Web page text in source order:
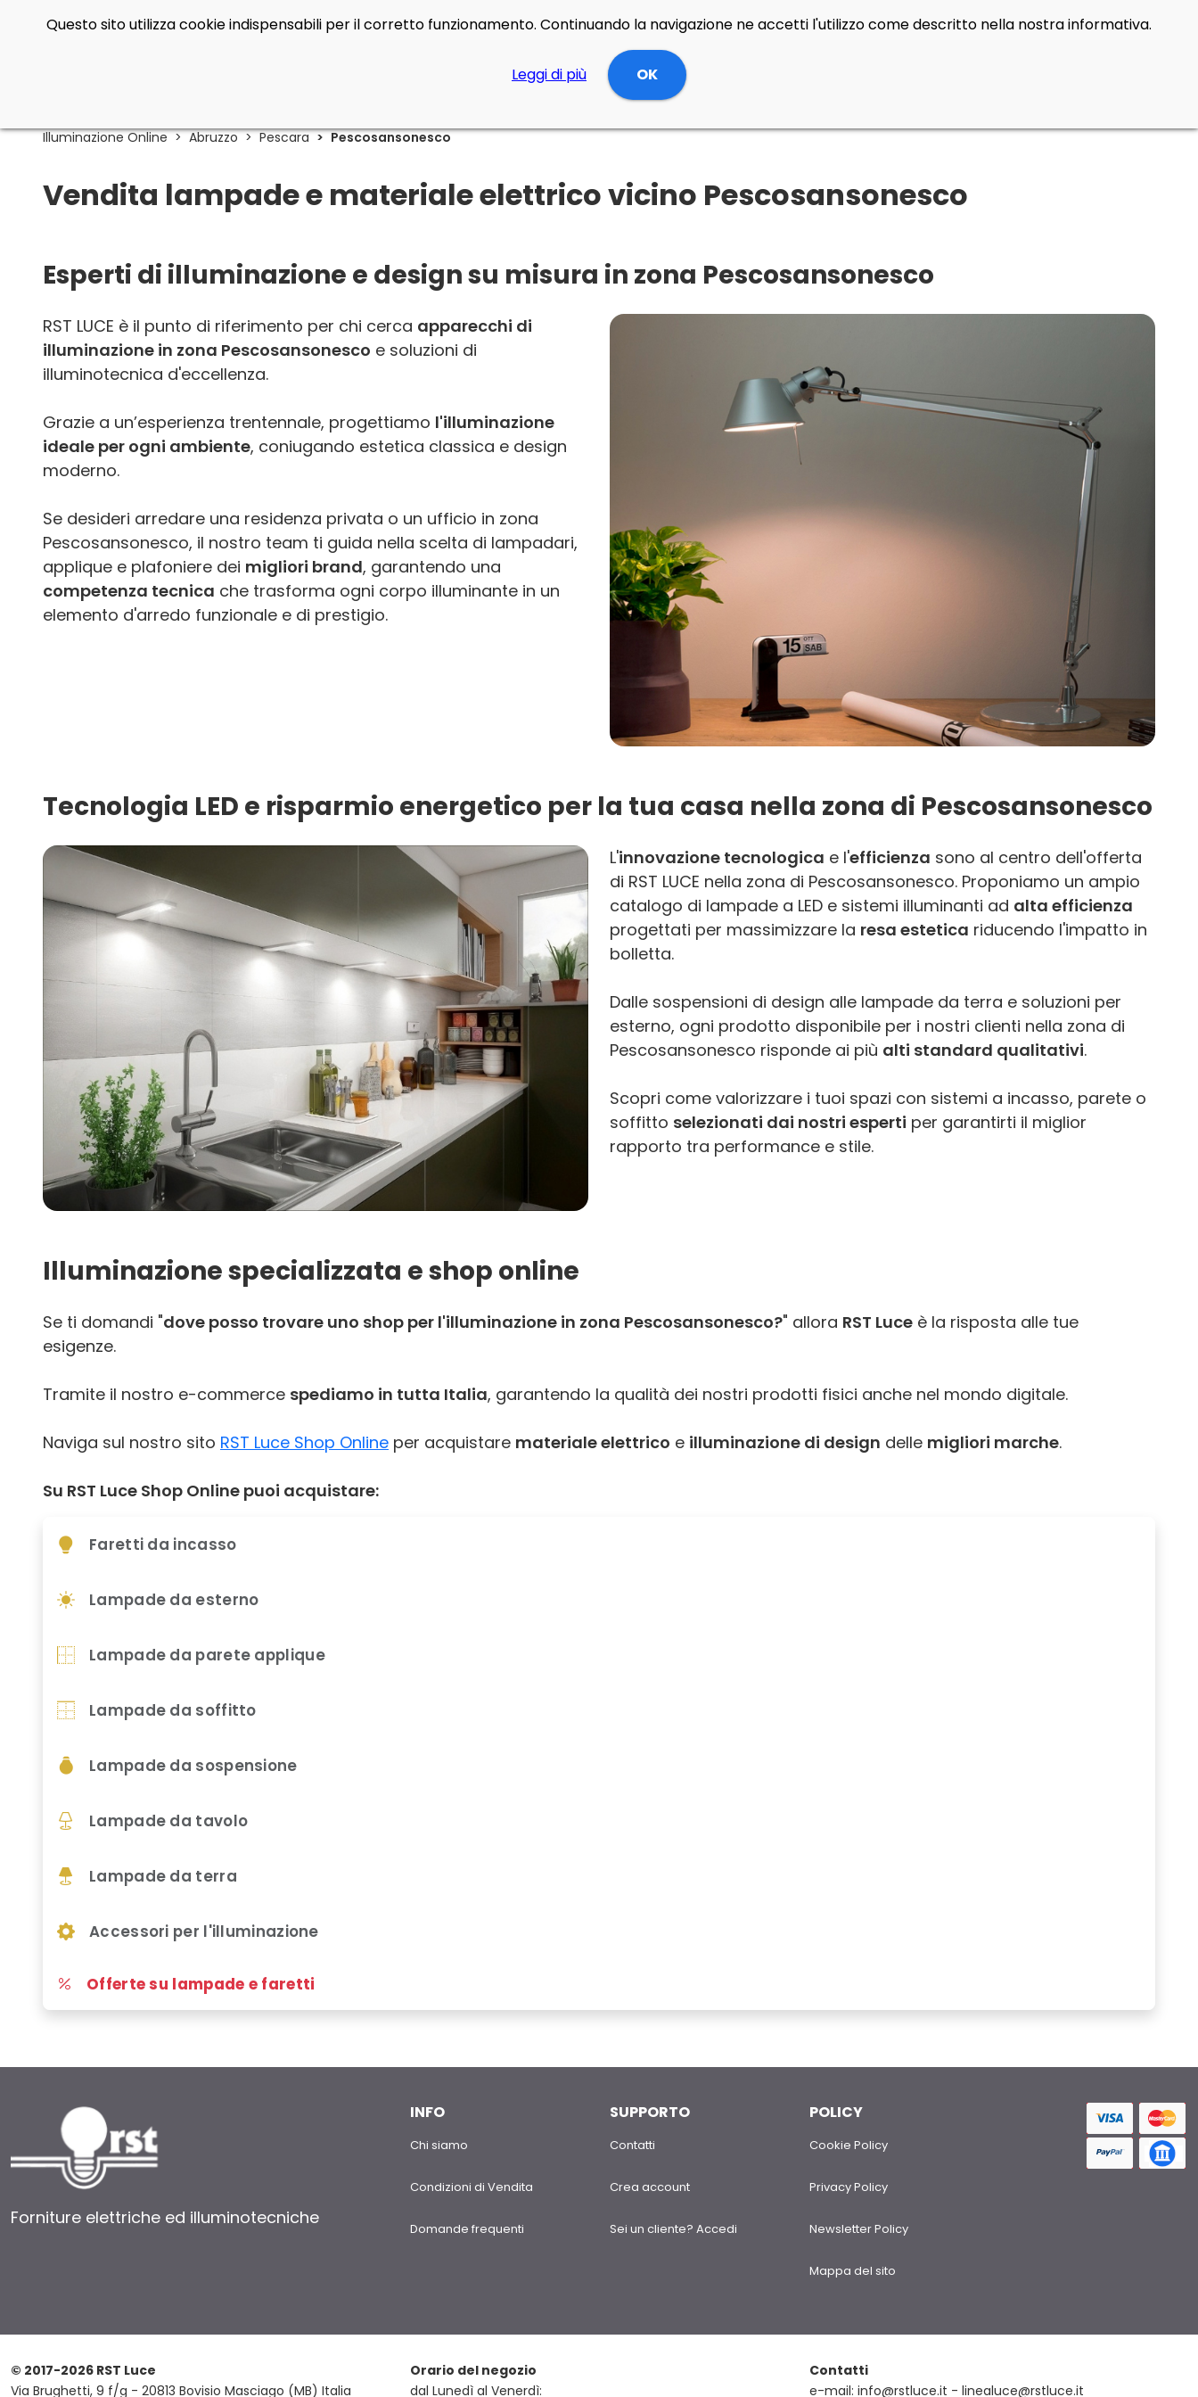
Illuminazione Online Abruzzo Pescara Pescosansonesco
Vendita lampade e materiale elettrico vicino Pescosansonesco
Esperti di illuminazione e design su misura in zona Pescosansonesco
RST LUCE è il punto di riferimento per chi cerca apparecchi di
illuminazione in zona Pescosansonesco e soluzioni di
illuminotecnica d'eccellenza.
Grazie a un’esperienza trentennale, progettiamo l'illuminazione
ideale per ogni ambiente, coniugando estetica classica e design
moderno.
Se desideri arredare una residenza privata o un ufficio in zona
Pescosansonesco, il nostro team ti guida nella scelta di lampadari,
applique e plafoniere dei migliori brand, garantendo una
competenza tecnica che trasforma ogni corpo illuminante in un
elemento d'arredo funzionale e di prestigio.
Tecnologia LED e risparmio energetico per la tua casa nella zona di Pescosansonesco
L'innovazione tecnologica e l'efficienza sono al centro dell'offerta
di RST LUCE nella zona di Pescosansonesco. Proponiamo un ampio
catalogo di lampade a LED e sistemi illuminanti ad alta efficienza
progettati per massimizzare la resa estetica riducendo l'impatto in
bolletta.
Dalle sospensioni di design alle lampade da terra e soluzioni per
esterno, ogni prodotto disponibile per i nostri clienti nella zona di
Pescosansonesco risponde ai più alti standard qualitativi.
Scopri come valorizzare i tuoi spazi con sistemi a incasso, parete o
soffitto selezionati dai nostri esperti per garantirti il miglior
rapporto tra performance e stile.
Illuminazione specializzata e shop online
Se ti domandi "dove posso trovare uno shop per l'illuminazione in zona Pescosansonesco?" allora RST Luce è la risposta alle tue
esigenze.
Tramite il nostro e-commerce spediamo in tutta Italia, garantendo la qualità dei nostri prodotti fisici anche nel mondo digitale.
Naviga sul nostro sito RST Luce Shop Online per acquistare materiale elettrico e illuminazione di design delle migliori marche.
Su RST Luce Shop Online puoi acquistare:
Faretti da incasso
Lampade da esterno
Lampade da parete applique
Lampade da soffitto
Lampade da sospensione
Lampade da tavolo
Lampade da terra
Accessori per l'illuminazione
Offerte su lampade e faretti
Forniture elettriche ed illuminotecniche
INFO
Chi siamo
Condizioni di Vendita
Domande frequenti
SUPPORTO
Contatti
Crea account
Sei un cliente? Accedi
POLICY
Cookie Policy
Privacy Policy
Newsletter Policy
Mappa del sito
© 2017-2026 RST Luce
Via Brughetti, 9 f/g - 20813 Bovisio Masciago (MB) Italia
Orario del negozio
dal Lunedì al Venerdì:
Contatti
e-mail: info@rstluce.it - linealuce@rstluce.it
Questo sito utilizza cookie indispensabili per il corretto funzionamento. Continuando la navigazione ne accetti l'utilizzo come descritto nella nostra informativa.
Leggi di più OK